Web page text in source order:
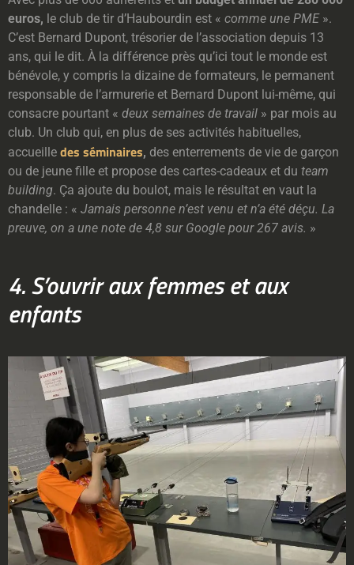
euros, le club de tir d’Haubourdin est « comme une PME».
C’est Bernard Dupont, trésorier de l’association depuis 13
ans, qui le dit. À la différence près qu’ici tout le monde est
bénévole, y compris la dizaine de formateurs, le permanent
responsable de l’armurerie et Bernard Dupont lui-même, qui
consacre pourtant « deux semaines de travail » par mois au
club. Un club qui, en plus de ses activités habituelles,
accueille des séminaires, des enterrements de vie de garçon
ou de jeune fille et propose des cartes-cadeaux et du team
building. Ça ajoute du boulot, mais le résultat en vaut la
chandelle : « Jamais personne n’est venu et n’a été déçu. La
preuve, on a une note de 4,8 sur Google pour 267 avis. »
4. S’ouvrir aux femmes et aux
enfants